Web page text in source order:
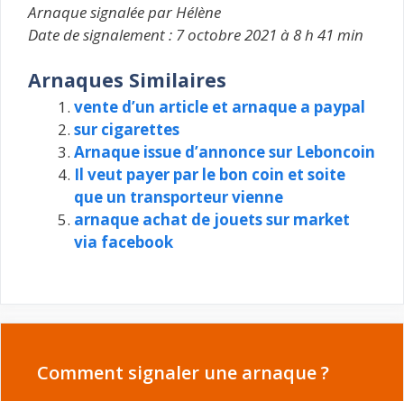
Arnaque signalée par Hélène
Date de signalement : 7 octobre 2021 à 8 h 41 min
Arnaques Similaires
vente d’un article et arnaque a paypal
sur cigarettes
Arnaque issue d’annonce sur Leboncoin
Il veut payer par le bon coin et soite
que un transporteur vienne
arnaque achat de jouets sur market
via facebook
Comment signaler une arnaque ?